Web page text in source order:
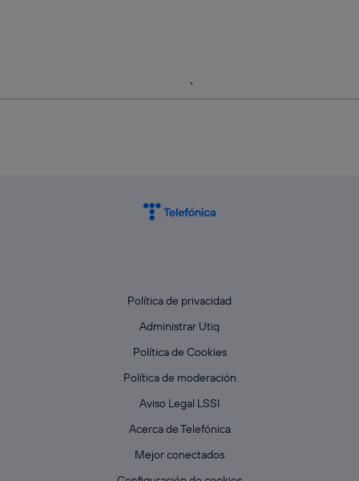
Política de privacidad
Administrar Utiq
Política de Cookies
Política de moderación
Aviso Legal LSSI
Acerca de Telefónica
Mejor conectados